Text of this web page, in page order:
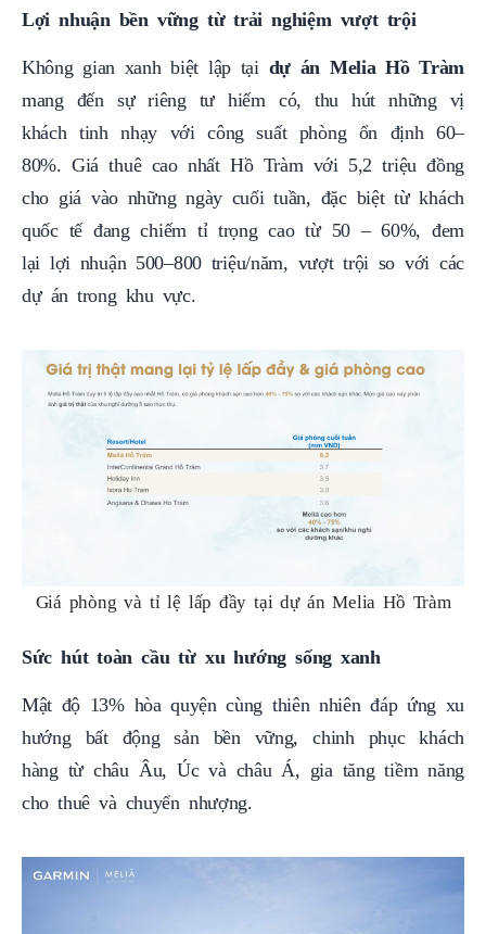
Lợi nhuận bền vững từ trải nghiệm vượt trội
Không gian xanh biệt lập tại dự án Melia Hồ Tràm
mang đến sự riêng tư hiếm có, thu hút những vị
khách tinh nhạy với công suất phòng ổn định 60–
80%. Giá thuê cao nhất Hồ Tràm với 5,2 triệu đồng
cho giá vào những ngày cuối tuần, đặc biệt từ khách
quốc tế đang chiếm tỉ trọng cao từ 50 – 60%, đem
lại lợi nhuận 500–800 triệu/năm, vượt trội so với các
dự án trong khu vực.
Giá phòng và tỉ lệ lấp đầy tại dự án Melia Hồ Tràm
Sức hút toàn cầu từ xu hướng sống xanh
Mật độ 13% hòa quyện cùng thiên nhiên đáp ứng xu
hướng bất động sản bền vững, chinh phục khách
hàng từ châu Âu, Úc và châu Á, gia tăng tiềm năng
cho thuê và chuyển nhượng.